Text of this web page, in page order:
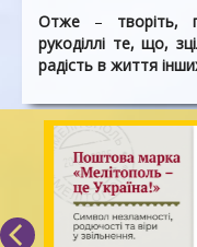
Отже – творіть,
рукоділлі те, що,
радість в життя